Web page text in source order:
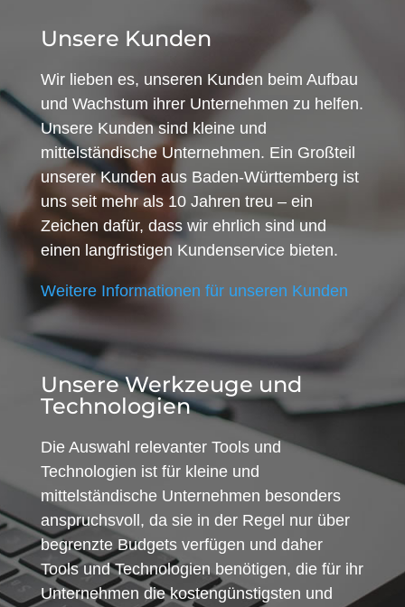
Unsere Kunden
Wir lieben es, unseren Kunden beim Aufbau
und Wachstum ihrer Unternehmen zu helfen.
Unsere Kunden sind kleine und
mittelständische Unternehmen. Ein Großteil
unserer Kunden aus Baden-Württemberg ist
uns seit mehr als 10 Jahren treu – ein
Zeichen dafür, dass wir ehrlich sind und
einen langfristigen Kundenservice bieten.
Weitere Informationen für unseren Kunden
Unsere Werkzeuge und
Technologien
Die Auswahl relevanter Tools und
Technologien ist für kleine und
mittelständische Unternehmen besonders
anspruchsvoll, da sie in der Regel nur über
begrenzte Budgets verfügen und daher
Tools und Technologien benötigen, die für ihr
Unternehmen die kostengünstigsten und